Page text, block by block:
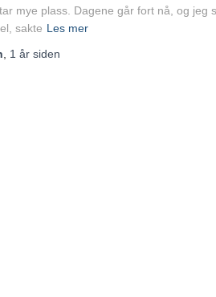
mye plass. Dagene går fort nå, og
sakte Les mer
1 år siden